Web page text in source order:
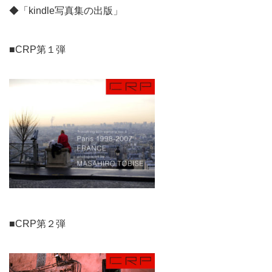
◆「kindle写真集の出版」
■CRP第１弾
■CRP第２弾